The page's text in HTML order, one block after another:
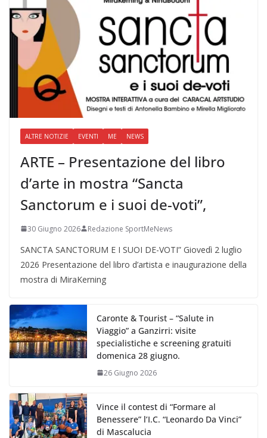
ALTRE NOTIZIE EVENTI ME NEWS
ARTE – Presentazione del libro
d’arte in mostra “Sancta
Sanctorum e i suoi de-voti”,
30 Giugno 2026 Redazione SportMeNews
SANCTA SANCTORUM E I SUOI DE-VOTI” Giovedì 2 luglio
2026 Presentazione del libro d’artista e inaugurazione della
mostra di MiraKerning
Caronte & Tourist – “Salute in
Viaggio” a Ganzirri: visite
specialistiche e screening gratuiti
domenica 28 giugno.
26 Giugno 2026
Vince il contest di “Formare al
Benessere” l’I.C. “Leonardo Da Vinci”
di Mascalucia